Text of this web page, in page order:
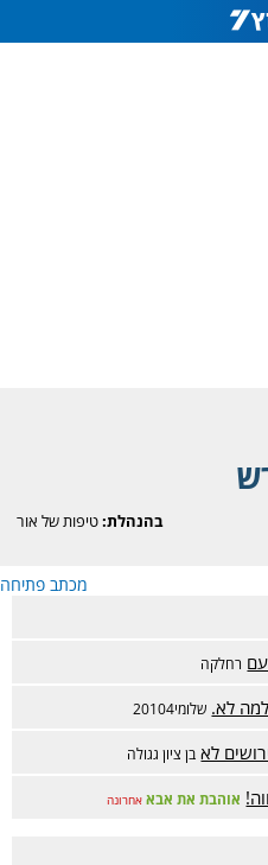
בהנהלת:טיפות של אור
מכתב פתיחה
רחלקה
לא. שלומי20104
לא בן ציון גגולה
אוהבת את אבא אחרונה